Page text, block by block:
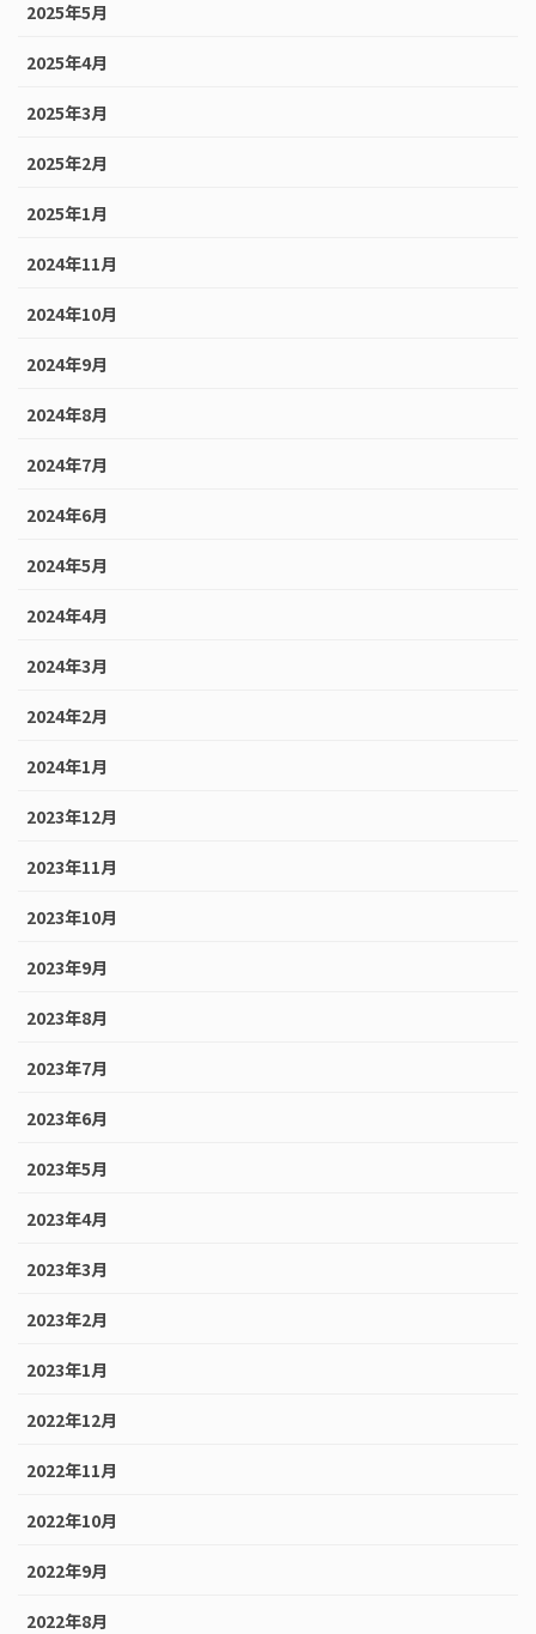
2025年5月
2025年4月
2025年3月
2025年2月
2025年1月
2024年11月
2024年10月
2024年9月
2024年8月
2024年7月
2024年6月
2024年5月
2024年4月
2024年3月
2024年2月
2024年1月
2023年12月
2023年11月
2023年10月
2023年9月
2023年8月
2023年7月
2023年6月
2023年5月
2023年4月
2023年3月
2023年2月
2023年1月
2022年12月
2022年11月
2022年10月
2022年9月
2022年8月